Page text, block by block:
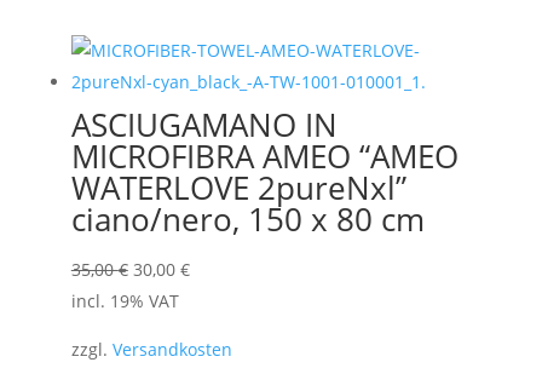
ASCIUGAMANO IN
MICROFIBRA AMEO “AMEO
WATERLOVE 2pureNxl”
ciano/nero, 150 x 80 cm
35,00€ Il
prezzo
era:
30,00 €Il
è:
incl. 19% VAT
zzgl. Versandkosten